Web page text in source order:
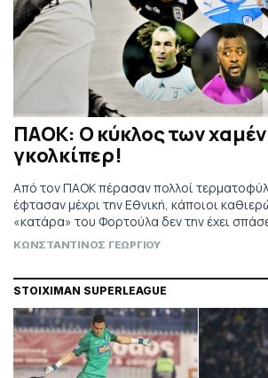
ΠΑΟΚ: Ο κύκλος των
γκολκίπερ!
Από τον ΠΑΟΚ πέρασαν πολλοί
έφτασαν μέχρι την Εθνική, κάποιοι
«κατάρα» του Φορτούλα δεν την έχει
ΚΩΝΣΤΑΝΤΙΝΟΣ ΓΕΩΡΓΙΟΥ
STOIXIMAN SUPERLEAGUE